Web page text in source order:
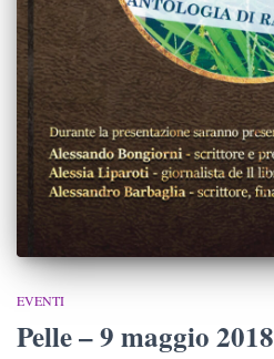
EVENTI
Pelle – 9 maggio 2018